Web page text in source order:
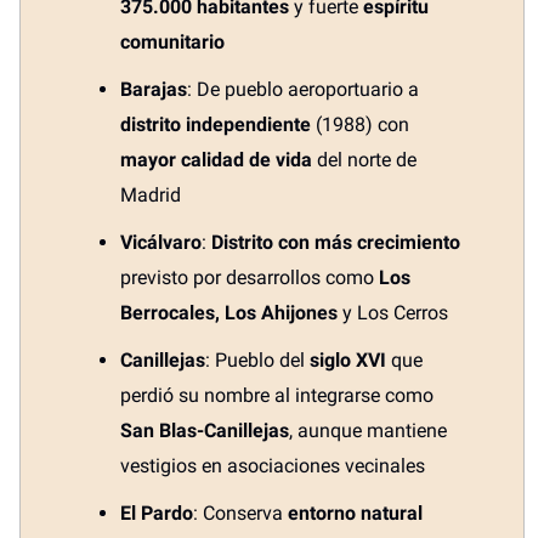
375.000 habitantes y fuerte espíritu
comunitario
Barajas: De pueblo aeroportuario a
distrito independiente (1988) con
mayor calidad de vida del norte de
Madrid
Vicálvaro: Distrito con más crecimiento
previsto por desarrollos como Los
Berrocales, Los Ahijones y Los Cerros
Canillejas: Pueblo del siglo XVI que
perdió su nombre al integrarse como
San Blas-Canillejas, aunque mantiene
vestigios en asociaciones vecinales
El Pardo: Conserva entorno natural